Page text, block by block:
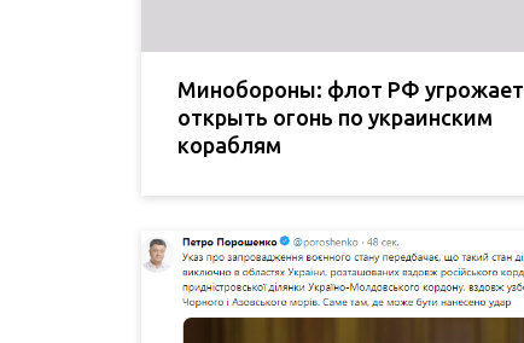
Минобороны: флот РФ угрожает
открыть огонь по украинским
кораблям